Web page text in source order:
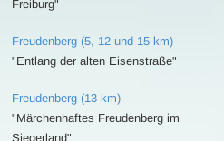
Freiburg"
Freudenberg (5, 12 und 15 km)
"Entlang der alten Eisenstraße"
Freudenberg (13 km)
"Märchenhaftes Freudenberg im
Siegerland"